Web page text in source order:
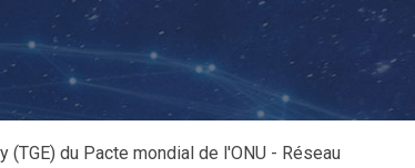
du Pacte mondial de l'ONU - Réseau